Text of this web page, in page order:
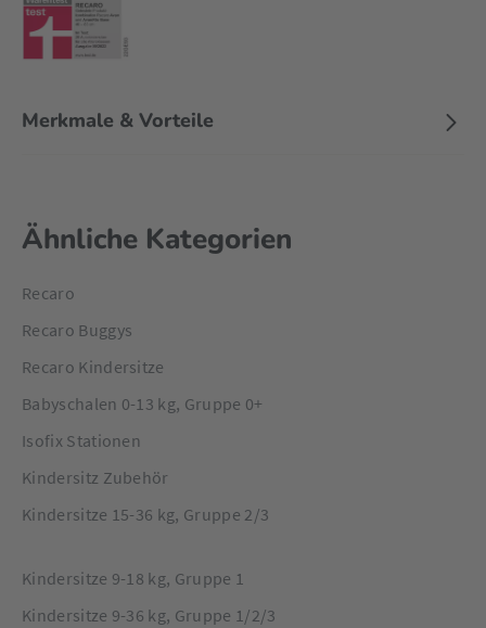
Getoppt wird das ganze mit dem extra großen Sonnendach
UPF 50 und die ausklappbare Sonnenblende die in den
Merkmale & Vorteile
Ähnliche Kategorien
Recaro
Recaro Buggys
Recaro Kindersitze
Babyschalen 0-13 kg, Gruppe 0+
Isofix Stationen
Kindersitz Zubehör
Kindersitze 15-36 kg, Gruppe 2/3
Kindersitze 9-18 kg, Gruppe 1
Kindersitze 9-36 kg, Gruppe 1/2/3